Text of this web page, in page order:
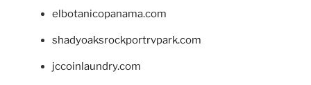
elbotanicopanama.com
shadyoaksrockportrvpark.com
jccoinlaundry.com